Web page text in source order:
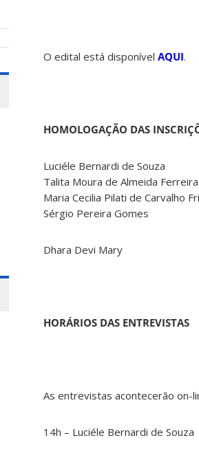
O edital está disponível AQUI.
HOMOLOGAÇÃO DAS
Luciéle Bernardi de Souza
Talita Moura de Almeida Ferreira
Maria Cecilia Pilati de Carvalho
Sérgio Pereira Gomes
Dhara Devi Mary
HORÁRIOS DAS ENTREVISTAS
As entrevistas acontecerão on-
14h – Luciéle Bernardi de Souza